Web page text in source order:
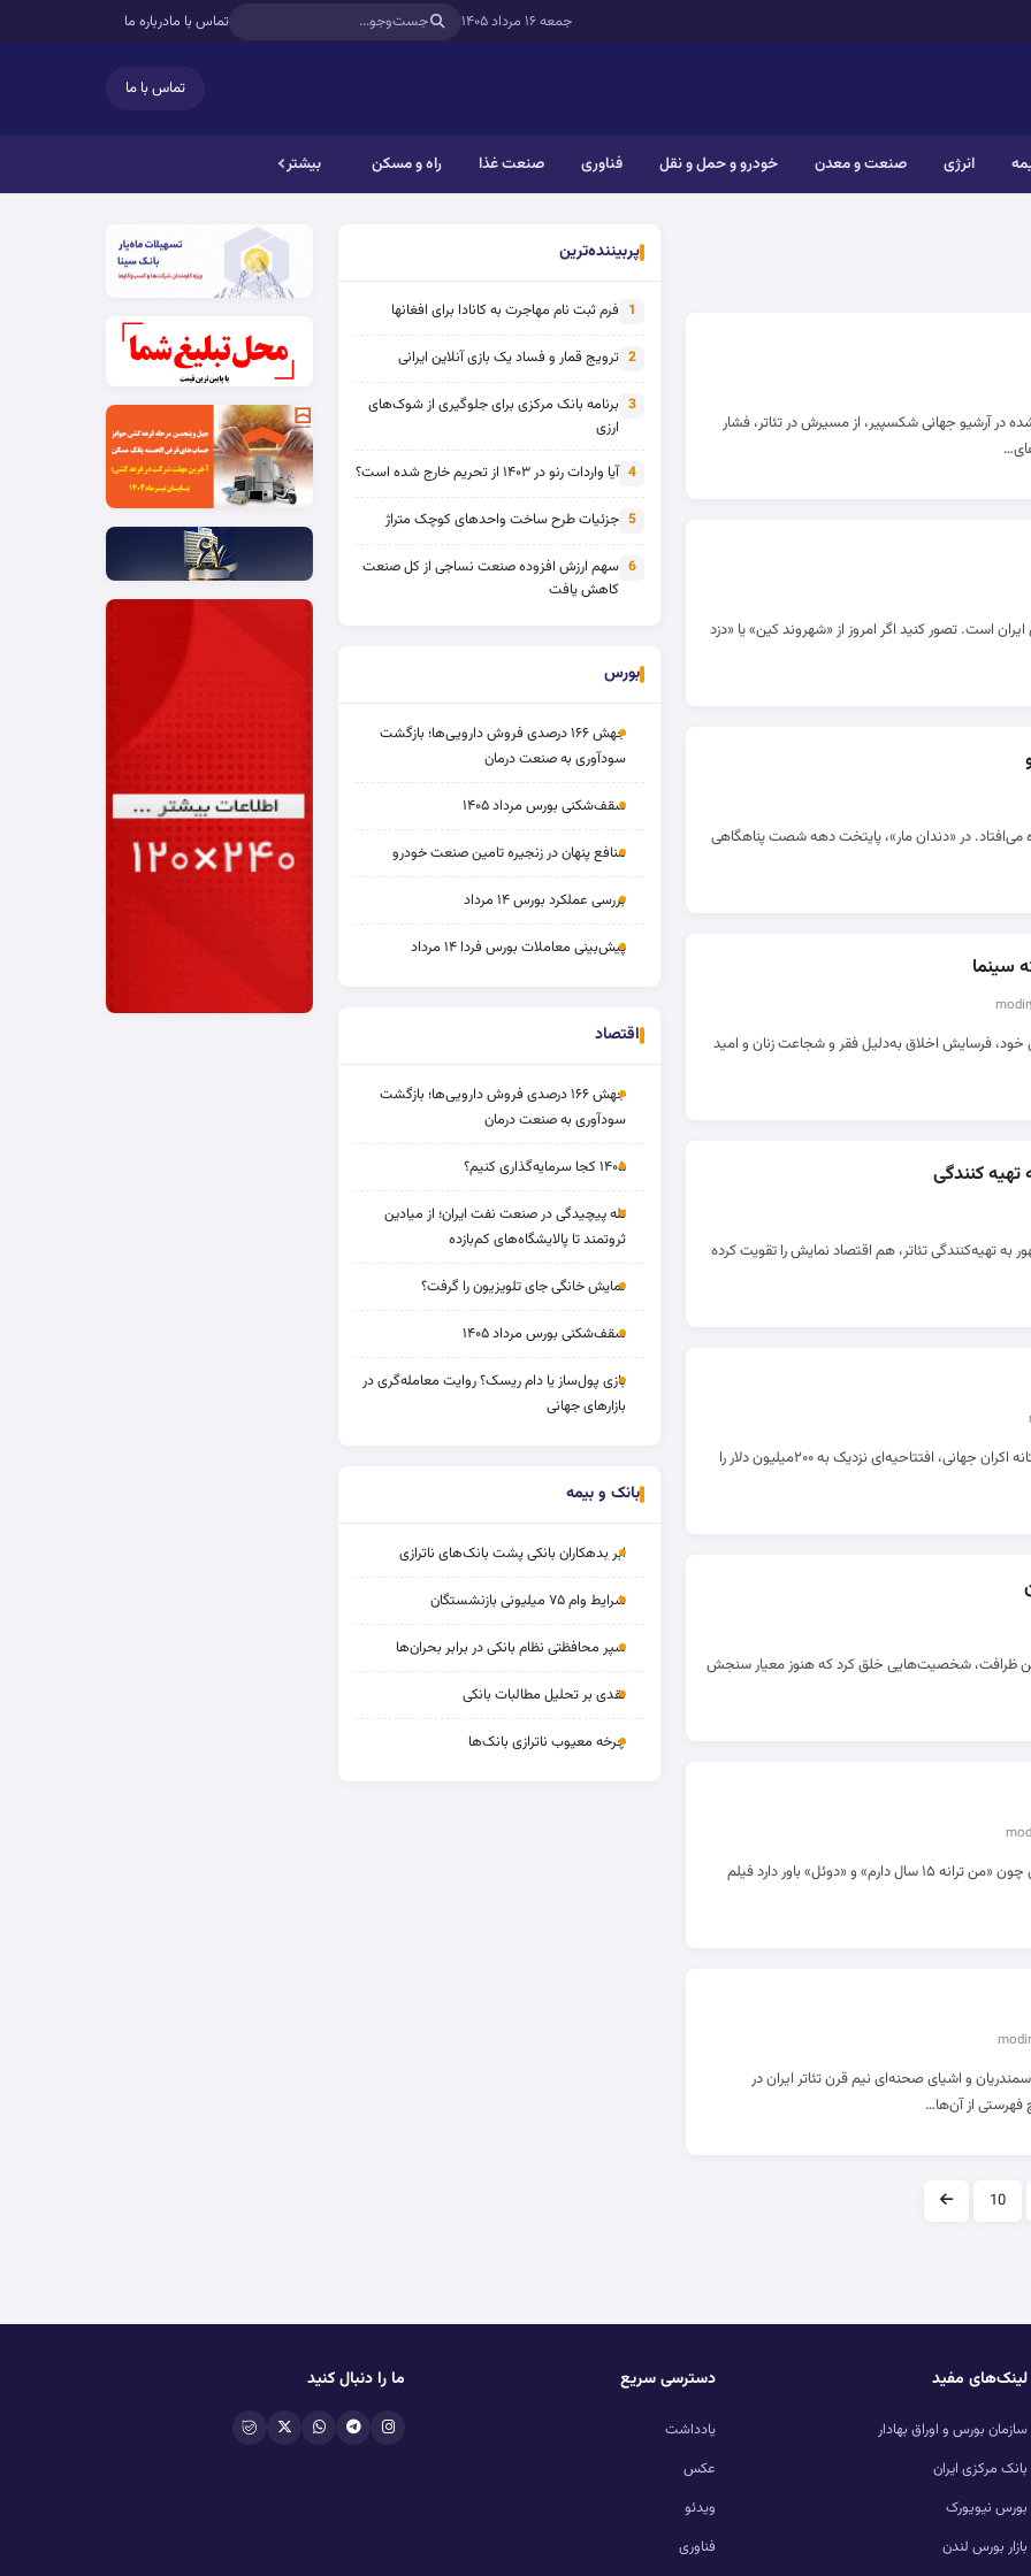
جمعه ۱۶ مرداد ۱۴۰۵ تماس با مادرباره ما
تماس با ما
انرژی صنعت و معدن خودرو و حمل و نقل فناوری صنعت غذا راه و مسکن بیشتر
در آرشیو جهانی شکسپیر، از مسیرش در تئاتر، فشار
است. تصور کنید اگر امروز از «شهروند کین» یا «دزد
در «دندان مار»، پایتخت دهه شصت پناهگاهی
سینما
خود، فرسایش اخلاق به‌دلیل فقر و شجاعت زنان و امید
کنندگی
به تهیه‌کنندگی تئاتر، هم اقتصاد نمایش را تقویت کرده
آخرین فیلم کریستوفر نولان در آستانه اکران جهانی، افتتاحیه‌ای نزدیک به ۲۰۰میلیون دلار را
ظرافت، شخصیت‌هایی خلق کرد که هنوز معیار سنجش
مدیر فیلم‌برداری آثار ماندگاری چون «من ترانه ۱۵ سال دارم» و «دوئل» باور دارد فیلم
و اشیای صحنه‌ای نیم قرن تئاتر ایران در
فهرستی از آن‌ها…
10
پربیننده‌ترین
1 فرم ثبت نام مهاجرت به کانادا برای افغانها
2 ترویج قمار و فساد یک بازی آنلاین ایرانی
3 برنامه بانک مرکزی برای جلوگیری از شوک‌های
ارزی
4 آیا واردات رنو در ۱۴۰۳ از تحریم خارج شده است؟
5 جزئیات طرح ساخت واحدهای کوچک متراژ
6 سهم ارزش افزوده صنعت نساجی از کل صنعت
کاهش یافت
بورس
جهش ۱۶۶ درصدی فروش دارویی‌ها؛ بازگشت
سودآوری به صنعت درمان
سقف‌شکنی بورس مرداد ۱۴۰۵
منافع پنهان در زنجیره تامین صنعت خودرو
بررسی عملکرد بورس ۱۴ مرداد
پیش‌بینی معاملات بورس فردا ۱۴ مرداد
اقتصاد
جهش ۱۶۶ درصدی فروش دارویی‌ها؛ بازگشت
سودآوری به صنعت درمان
۱۴۰۵ کجا سرمایه‌گذاری کنیم؟
تله پیچیدگی در صنعت نفت ایران؛ از میادین
ثروتمند تا پالایشگاه‌های کم‌بازده
نمایش خانگی جای تلویزیون را گرفت؟
سقف‌شکنی بورس مرداد ۱۴۰۵
بازی پول‌ساز یا دام ریسک؟ روایت معامله‌گری در
بازارهای جهانی
بانک و بیمه
ابر بدهکاران بانکی پشت بانک‌های ناترازی
شرایط وام ۷۵ میلیونی بازنشستگان
سپر محافظتی نظام بانکی در برابر بحران‌ها
نقدی بر تحلیل مطالبات بانکی
چرخه‌ معیوب ناترازی بانک‌ها
لینک‌های مفید
سازمان بورس و اوراق بهادار
بانک مرکزی ایران
بورس نیویورک
بازار بورس لندن
دسترسی سریع
یادداشت
عکس
ویدئو
فناوری
ما را دنبال کنید